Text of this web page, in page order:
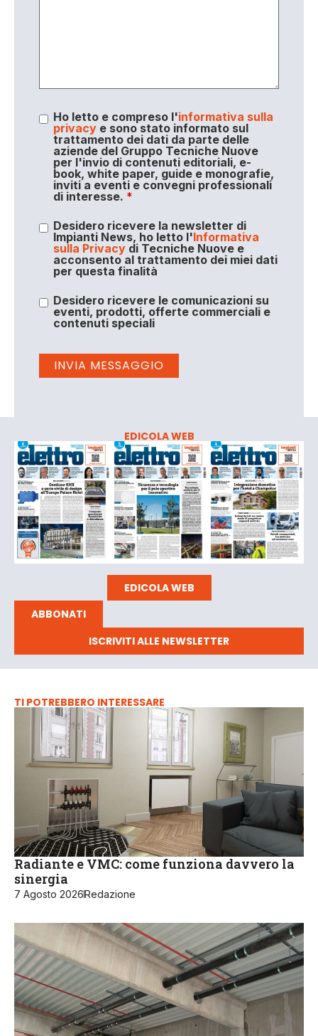
Ho letto e compreso l'informativa sulla
privacye sono stato informato sul
trattamento dei dati da parte delle
aziende del Gruppo Tecniche Nuove
per l'invio di contenuti editoriali, e-
book, white paper, guide e monografie,
inviti a eventi e convegni professionali
di interesse. *
Desidero ricevere la newsletter di
Impianti News, ho letto l'Informativa
sulla Privacydi Tecniche Nuove e
acconsento al trattamento dei miei dati
per questa finalità
Desidero ricevere le comunicazioni su
eventi, prodotti, offerte commerciali e
contenuti speciali
EDICOLA WEB
EDICOLA WEB
ABBONATI
ISCRIVITI ALLE NEWSLETTER
TI POTREBBERO INTERESSARE
Radiante e VMC: come funziona davvero la
sinergia
7 Agosto 2026Redazione